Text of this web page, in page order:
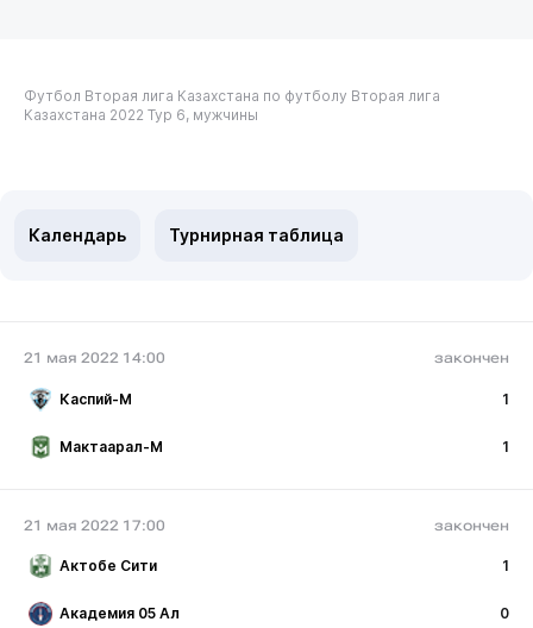
Футбол Вторая лига Казахстана по футболу Вторая лига
Казахстана 2022 Тур 6, мужчины
Календарь Турнирная таблица
21 мая 2022 14:00 закончен
Каспий-М 1
Мактаарал-М 1
21 мая 2022 17:00 закончен
Актобе Сити 1
Академия 05 Ал 0